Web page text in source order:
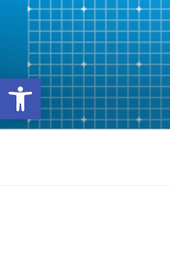
Werkzeugleiste öffnen
Inhalt
springen